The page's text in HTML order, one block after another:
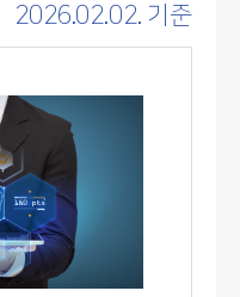
2026.02.02. 기준